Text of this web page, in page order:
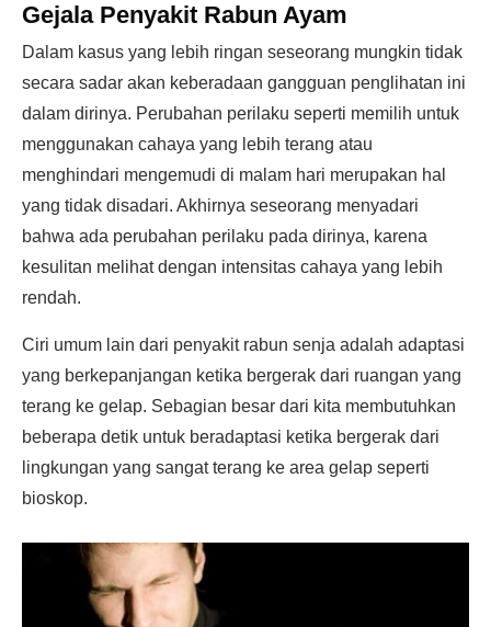
Gejala Penyakit Rabun Ayam
Dalam kasus yang lebih ringan seseorang mungkin tidak
secara sadar akan keberadaan gangguan penglihatan ini
dalam dirinya. Perubahan perilaku seperti memilih untuk
menggunakan cahaya yang lebih terang atau
menghindari mengemudi di malam hari merupakan hal
yang tidak disadari. Akhirnya seseorang menyadari
bahwa ada perubahan perilaku pada dirinya, karena
kesulitan melihat dengan intensitas cahaya yang lebih
rendah.
Ciri umum lain dari penyakit rabun senja adalah adaptasi
yang berkepanjangan ketika bergerak dari ruangan yang
terang ke gelap. Sebagian besar dari kita membutuhkan
beberapa detik untuk beradaptasi ketika bergerak dari
lingkungan yang sangat terang ke area gelap seperti
bioskop.